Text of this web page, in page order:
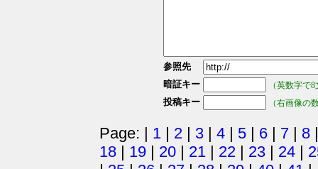
参照先
暗証キー
（英数字で
投稿キー （右画像の
Page: | 1 | 2 | 3 | 4 | 5 | 6 | 7 | 8
18 | 19 | 20 | 21 | 22 | 23 | 24 |